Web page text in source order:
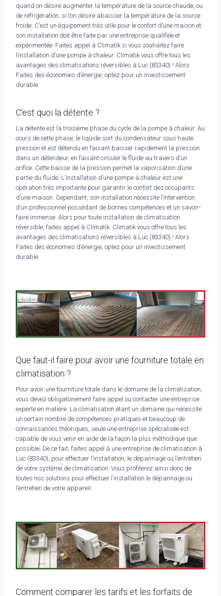
quand on désire augmenter la température de la source chaude, ou
de réfrigération, si l’on désire abaisser la température de la source
froide. C’est un équipement très utile pour le confort d’une maison et
son installation doit être faite par une entreprise qualifiée et
expérimentée. Faites appel à Climatik si vous souhaitez faire
l’installation d’une pompe à chaleur. Climatik vous offre tous les
avantages des climatisations réversibles à Luc (83340) ! Alors
Faites des économies d’énergie, optez pour un investissement
durable.
C’est quoi la détente ?
La détente est la troisième phase du cycle de la pompe à chaleur. Au
cours de cette phase, le liquide sort du condensateur sous haute
pression et est détendu en faisant baisser rapidement la pression
dans un détendeur, en faisant circuler le fluide au travers d’un
orifice. Cette baisse de la pression permet la vaporisation d’une
partie du fluide. L’installation d’une pompe à chaleur est une
opération très importante pour garantir le confort des occupants
d’une maison. Cependant, son installation nécessite l’intervention
d’un professionnel possédant de bonnes compétences et un savoir-
faire immense. Alors pour toute installation de climatisation
réversible, faites appel à Climatik. Climatik vous offre tous les
avantages des climatisations réversibles à Luc (83340) ! Alors
Faites des économies d’énergie, optez pour un investissement
durable.
Que faut-il faire pour avoir une fourniture totale en
climatisation ?
Pour avoir une fourniture totale dans le domaine de la climatisation,
vous devez obligatoirement faire appel ou contacter une entreprise
experte en matière. La climatisation étant un domaine qui nécessite
un certain nombre de compétences pratiques et beaucoup de
connaissances théoriques, seule une entreprise spécialisée est
capable de vous venir en aide de la façon la plus méthodique que
possible. De ce fait, faites appel à une entreprise de climatisation à
Luc (83340), pour effectuer l’installation, le dépannage ou l’entretien
de votre système de climatisation. Vous profiterez ainsi donc de
toutes nos solutions pour effectuer l’installation le dépannage ou
l’entretien de votre appareil.
Comment comparer les tarifs et les forfaits de